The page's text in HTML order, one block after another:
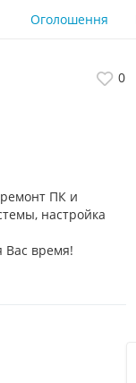
Оголошення
0
ПК и
настройка
Вас время!